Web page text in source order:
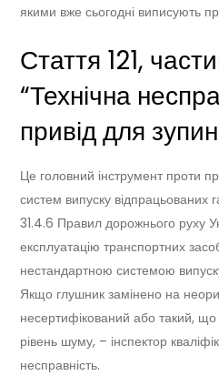
якими вже сьогодні виписують
Стаття 121,
“Технічна
привід для
Це головний інструмент проти
систем випуску відпрацьованих
31.4.6 Правил дорожнього руху
експлуатацію транспортних
нестандартною системою
Якщо глушник замінено на
несертифікований або такий,
рівень шуму, – інспектор
несправність.